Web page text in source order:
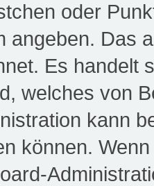
oder
angeben. Das
Es handelt
welches von
kann
können.